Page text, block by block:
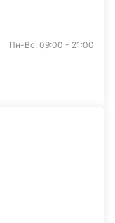
Пн-Вс: 09:00 - 21:00